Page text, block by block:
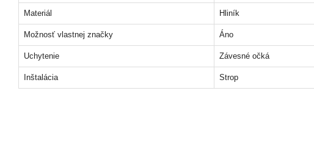
Materiál Hliník
Možnosť vlastnej značky Áno
Uchytenie Závesné očká
Inštalácia Strop